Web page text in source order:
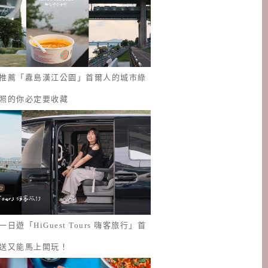
薦「纛島漢江公園」首爾人的城市綠
的你必定要收藏
日遊「HiGuest Tours 嗨客旅行」首
又能馬上開玩！